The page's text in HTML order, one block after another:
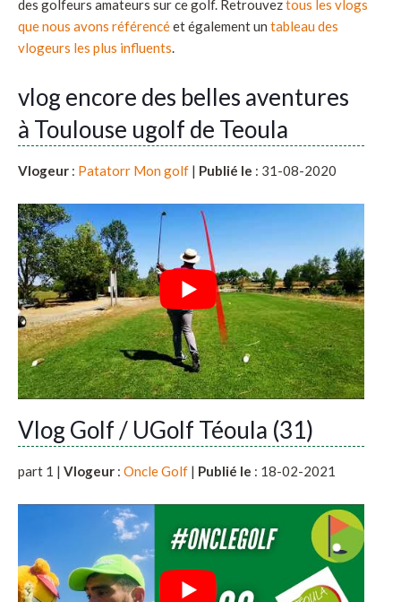
des golfeurs amateurs sur ce golf. Retrouveztous les vlogs
que nous avons référencéet également un tableau des
vlogeurs les plus influents.
vlog encore des belles aventures
à Toulouse ugolf de Teoula
Vlogeur : Patatorr Mon golf | Publié le : 31-08-2020
Vlog Golf / UGolf Téoula (31)
part 1 | Vlogeur : Oncle Golf | Publié le : 18-02-2021